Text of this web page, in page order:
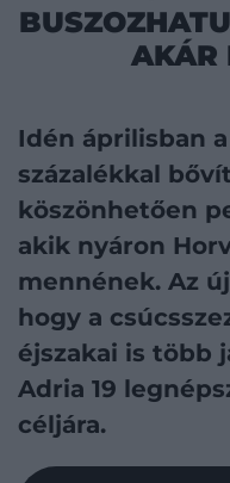
AKÁR
Idén áprilisban
százalékkal
köszönhetően
akik nyáron
mennének. Az
hogy a
éjszakai is több
Adria 19
céljára.